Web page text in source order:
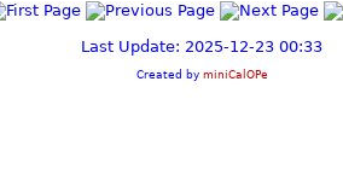
Last Update: 2025-12-23 00:33
Created by miniCalOPe